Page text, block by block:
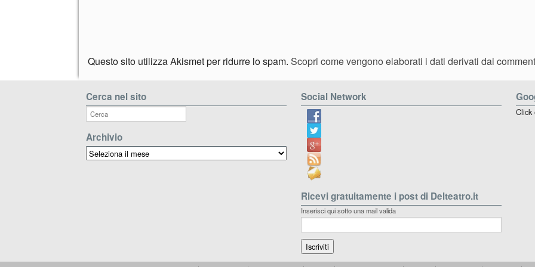
Questo sito utilizza Akismet per ridurre lo spam. Scopri come vengono elaborati i dati derivati dai
Cerca nel sito
Archivio
Archivio
Social Network
Ricevi gratuitamente i post di Delteatro.it
Inserisci qui sotto una mail valida
Click